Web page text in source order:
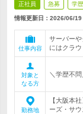
正社員 急募 学
情報更新日：2026/06/19
仕事内容
サーバー
にはクラ
対象と
なる方
＼学歴不
勤務地
【大阪本
ーズ・サ